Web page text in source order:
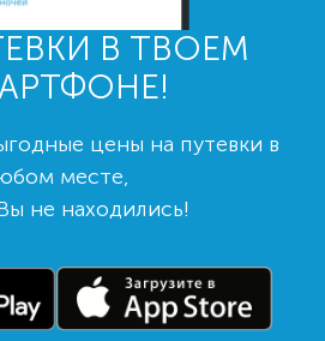
В ТВОЕМ
цены на путевки в
месте,
не находились!